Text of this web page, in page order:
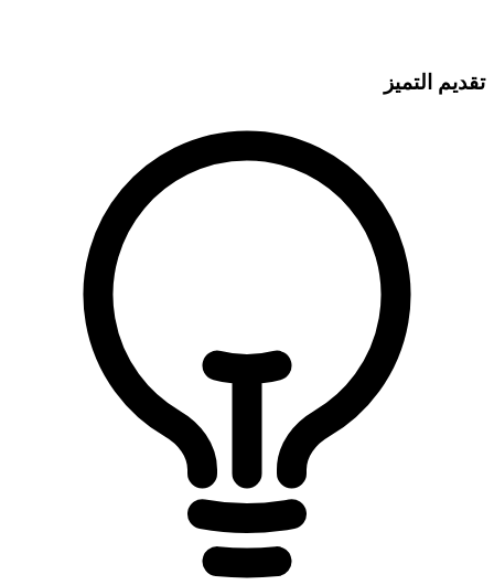
تقديم التميز